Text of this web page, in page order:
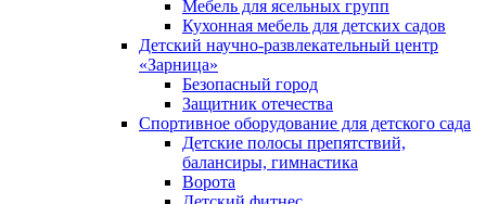
Мебель для ясельных групп
Кухонная мебель для детских садов
Детский научно-развлекательный центр
«Зарница»
Безопасный город
Защитник отечества
Спортивное оборудование для детского сада
Детские полосы препятствий,
балансиры, гимнастика
Ворота